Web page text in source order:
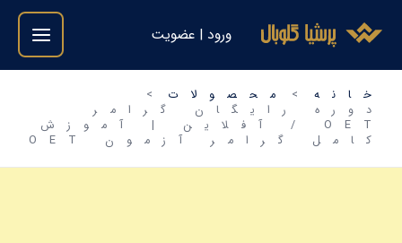
ورود | عضویت
خانه
محصولات
دوره رایگان گرامر
OET / آفلاین | آموزش
کامل گرامر آزمون OET
رایگان
گرامر
آفلاین
آموزش
گرامر